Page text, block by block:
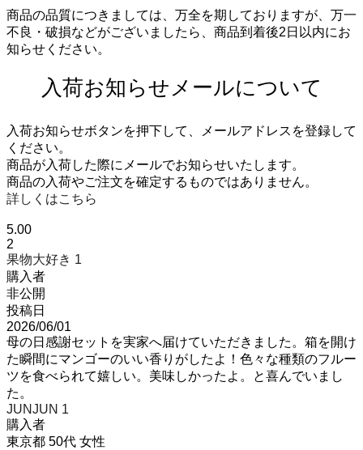
商品の品質につきましては、万全を期しておりますが、万一
不良・破損などがございましたら、商品到着後2日以内にお
知らせください。
入荷お知らせメールについて
入荷お知らせボタンを押下して、メールアドレスを登録して
ください。
商品が入荷した際にメールでお知らせいたします。
商品の入荷やご注文を確定するものではありません。
詳しくはこちら
5.00
2
果物大好き 1
購入者
非公開
投稿日
2026/06/01
母の日感謝セットを実家へ届けていただきました。箱を開け
た瞬間にマンゴーのいい香りがしたよ！色々な種類のフルー
ツを食べられて嬉しい。美味しかったよ。と喜んでいまし
た。
JUNJUN 1
購入者
東京都 50代 女性